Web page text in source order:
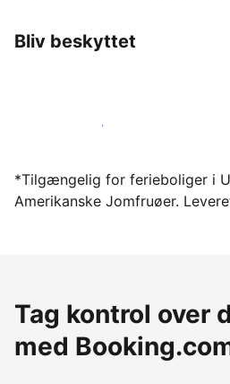
Bliv beskyttet
Bliv vært hos os i dag
*Tilgængelig for ferieboliger i
Amerikanske Jomfruøer.
Tag kontrol over
med